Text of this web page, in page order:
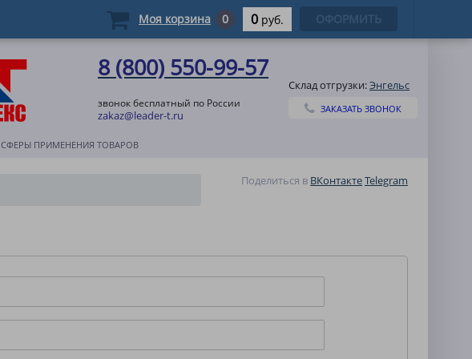
8 (800) 550-99-57
звонок бесплатный по России
zakaz@leader-t.ru
Склад отгрузки:Энгельс
ЗАКАЗАТЬ ЗВОНОК
СФЕРЫ ПРИМЕНЕНИЯ ТОВАРОВ
Поделиться в ВКонтактеTelegram
Моя корзина 0 0 руб. ОФОРМИТЬ